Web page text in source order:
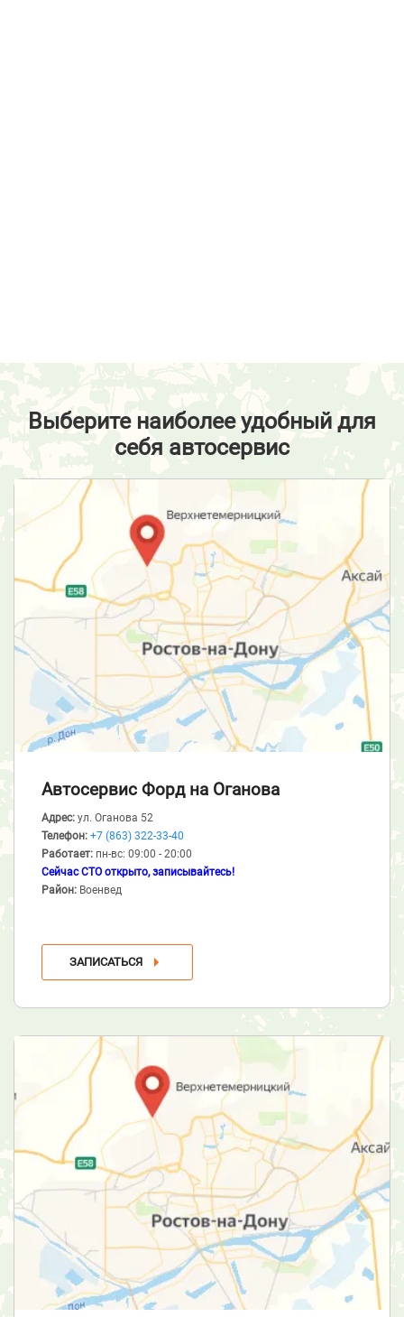
Выберите наиболее удобный для
себя автосервис
Автосервис Форд на Оганова
Адрес: ул. Оганова 52
Телефон: +7 (863) 322-33-40
Работает: пн-вс: 09:00 - 20:00
Сейчас СТО открыто, записывайтесь!
Район: Военвед
ЗАПИСАТЬСЯ